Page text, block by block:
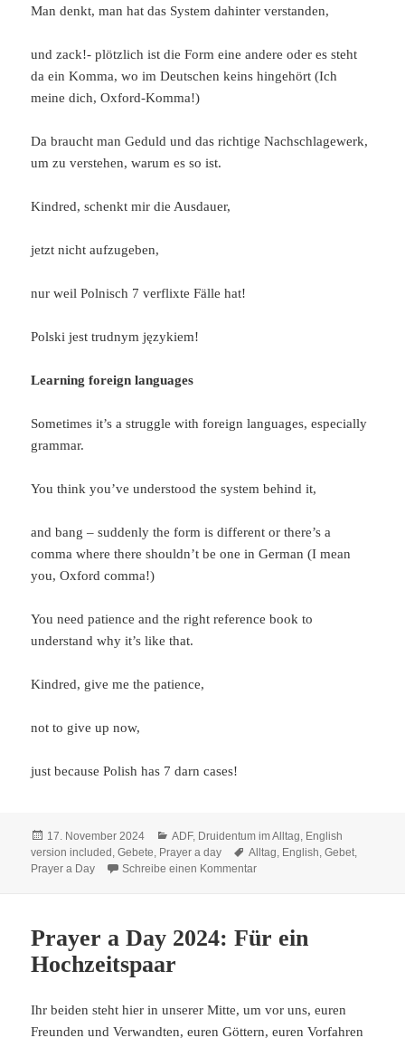
Man denkt, man hat das System dahinter verstanden,
und zack!- plötzlich ist die Form eine andere oder es steht
da ein Komma, wo im Deutschen keins hingehört (Ich
meine dich, Oxford-Komma!)
Da braucht man Geduld und das richtige Nachschlagewerk,
um zu verstehen, warum es so ist.
Kindred, schenkt mir die Ausdauer,
jetzt nicht aufzugeben,
nur weil Polnisch 7 verflixte Fälle hat!
Polski jest trudnym językiem!
Learning foreign languages
Sometimes it’s a struggle with foreign languages, especially
grammar.
You think you’ve understood the system behind it,
and bang – suddenly the form is different or there’s a
comma where there shouldn’t be one in German (I mean
you, Oxford comma!)
You need patience and the right reference book to
understand why it’s like that.
Kindred, give me the patience,
not to give up now,
just because Polish has 7 darn cases!
Veröffentlicht
am
17. November 2024 Kategorien
ADF, Druidentum im Alltag, English
version included ,Gebete, Prayer a day Schlagwörter
Alltag, English,Gebet,
Prayer a Day
Schreibe einen Kommentarzu Prayer a Day 2024:
Prayer a Day 2024: Für ein
Hochzeitspaar
Ihr beiden steht hier in unserer Mitte, um vor uns, euren
Freunden und Verwandten, euren Göttern, euren Vorfahren